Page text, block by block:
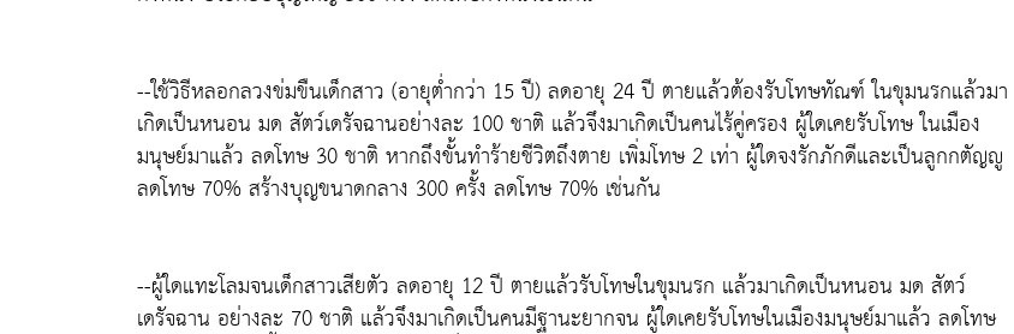
--ใช้วิธีหลอกลวงข่มขืนเด็กสาว (อายุต่ำกว่า 15 ปี) ลดอายุ 24 ปี ตายแล้วต้องรับโทษทัณฑ์ ในขุมนรกแล้วมา
เกิดเป็นหนอน มด สัตว์เดรัจฉานอย่างละ 100 ชาติ แล้วจึงมาเกิดเป็นคนไร้คู่ครอง ผู้ใดเคยรับโทษ ในเมือง
มนุษย์มาแล้ว ลดโทษ 30 ชาติ หากถึงขั้นทำร้ายชีวิตถึงตาย เพิ่มโทษ 2 เท่า ผู้ใดจงรักภักดีและเป็นลูกกตัญญู
ลดโทษ 70% สร้างบุญขนาดกลาง 300 ครั้ง ลดโทษ 70% เช่นกัน
--ผู้ใดแทะโลมจนเด็กสาวเสียตัว ลดอายุ 12 ปี ตายแล้วรับโทษในขุมนรก แล้วมาเกิดเป็นหนอน มด สัตว์
เดรัจฉาน อย่างละ 70 ชาติ แล้วจึงมาเกิดเป็นคนมีฐานะยากจน ผู้ใดเคยรับโทษในเมืองมนุษย์มาแล้ว ลดโทษ